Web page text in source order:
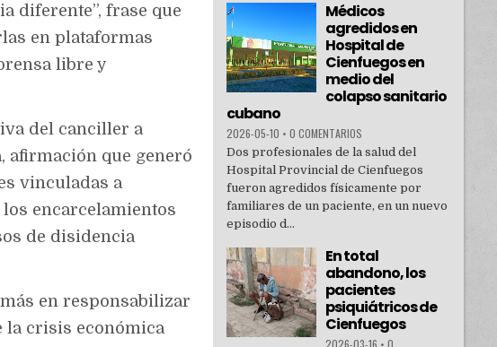
diferente”, frase que
en plataformas
libre y
del canciller a
afirmación que generó
vinculadas a
encarcelamientos
de disidencia
en responsabilizar
la crisis económica
Médicos
agredidos en
Hospital de
Cienfuegos en
medio del
colapso sanitario
cubano
2026-05-10 • 0 COMENTARIOS
Dos profesionales de la salud del
Hospital Provincial de Cienfuegos
fueron agredidos físicamente por
familiares de un paciente, en un nuevo
episodio d...
En total
abandono, los
pacientes
psiquiátricos de
Cienfuegos
2026-03-16 • 0